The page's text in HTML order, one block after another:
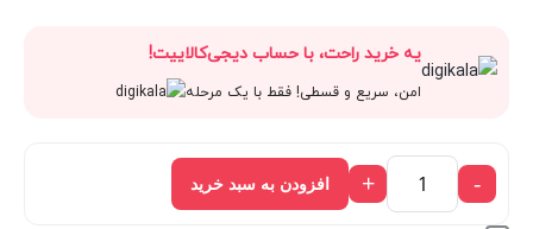
2,196,000 تومان.
2,440,000 تومان
بود.
فعلی:
2,196,000 تومان.
یه خرید راحت، با حساب دیجی‌کالاییت!
امن، سریع و قسطی! فقط با یک مرحله
-
+ افزودن به سبد خرید